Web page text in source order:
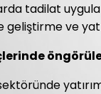
tadilat
geliştirme ve